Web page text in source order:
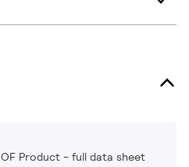
Product - full data sheet